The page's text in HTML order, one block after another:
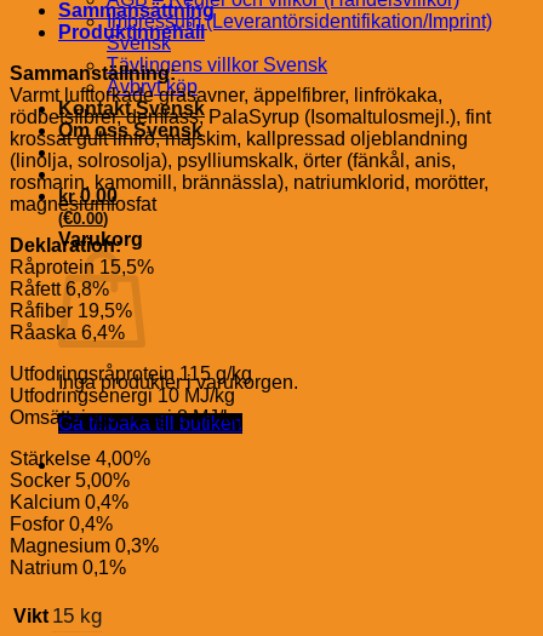
Impressum (Leverantörsidentifikation/Imprint)
Svensk
Tävlingens villkor Svensk
Avbryt köp
Kontakt Svensk
Om oss Svensk
kr0.00
(€0.00)
Varukorg
Inga produkter i varukorgen.
Gå tillbaka till butiken
Sammansättning
Produktinnehåll
Sammanställning:
Varmt lufttorkade gräsavner, äppelfibrer, linfrökaka,
rödbetsfibrer, demlass, PalaSyrup (Isomaltulosmejl.), fint
krossat gult linfrö, majskim, kallpressad oljeblandning
(linolja, solrosolja), psylliumskalk, örter (fänkål, anis,
rosmarin, kamomill, brännässla), natriumklorid, morötter,
magnesiumfosfat
Deklaration:
Råprotein 15,5%
Råfett 6,8%
Råfiber 19,5%
Råaska 6,4%
Utfodringsråprotein 115 g/kg
Utfodringsenergi 10 MJ/kg
Omsättningsenergi 8 MJ/kg
Stärkelse 4,00%
Socker 5,00%
Kalcium 0,4%
Fosfor 0,4%
Magnesium 0,3%
Natrium 0,1%
Vikt 15 kg